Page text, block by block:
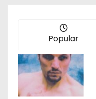
Popular